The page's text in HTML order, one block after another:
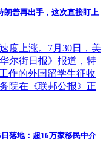
普再出手，这次直接盯上
度上涨。7月30日，美
尔街日报》报道，特
作的外国留学生征收
院在《联邦公报》正
落地：超16万家移民中介